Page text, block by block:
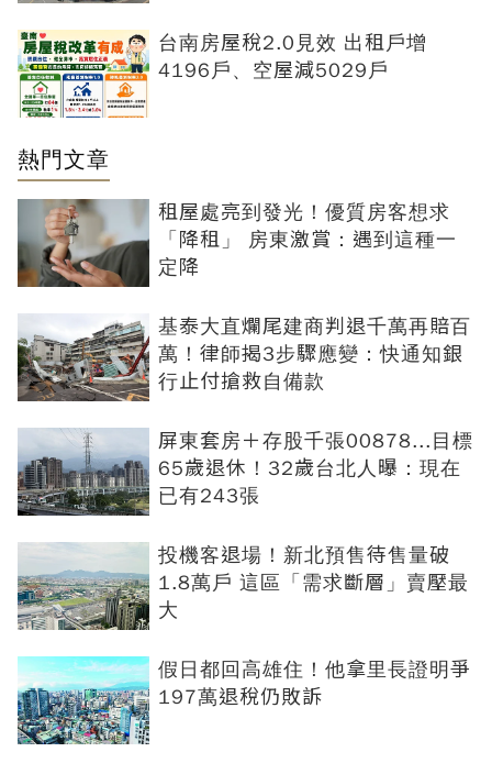
台南房屋稅2.0見效 出租戶增
4196戶、空屋減5029戶
熱門文章
租屋處亮到發光！優質房客想求
「降租」 房東激賞：遇到這種一
定降
基泰大直爛尾建商判退千萬再賠百
萬！律師揭3步驟應變：快通知銀
行止付搶救自備款
屏東套房＋存股千張00878...目標
65歲退休！32歲台北人曝：現在
已有243張
投機客退場！新北預售待售量破
1.8萬戶 這區「需求斷層」賣壓最
大
假日都回高雄住！他拿里長證明爭
197萬退稅仍敗訴